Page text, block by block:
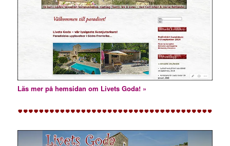
Läs mer på hemsidan om Livets Goda! »